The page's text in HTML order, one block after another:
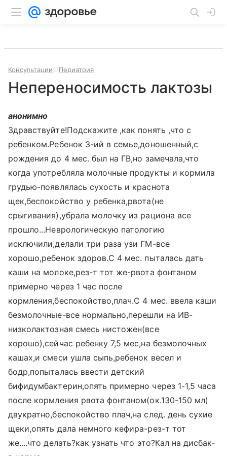
Консультации Педиатрия
Непереносимость лактозы
анонимно
Здравствуйте!Подскажите ,как понять ,что с
ребенком.Ребенок 3-ий в семье,доношенный,с
рождения до 4 мес. был на ГВ,но замечала,что
когда употребляла молочные продукты и кормила
грудью-появлялась сухость и краснота
щек,беспокойство у ребенка,рвота(не
срыгивания),убрала молочку из рациона все
прошло...Неврологическую патологию
исключили,делали три раза узи ГМ-все
хорошо,ребенок здоров.С 4 мес. пыталась дать
каши на молоке,рез-т тот же-рвота фонтаном
примерно через 1 час после
кормления,беспокойство,плач.С 4 мес. ввела каши
безмолочные-все нормально,перешли на ИВ-
низколактозная смесь нистожен(все
хорошо),сейчас ребенку 7,5 мес,на безмолочных
кашах,и смеси ушла сыпь,ребенок весел и
бодр,попыталась ввести детский
бифидумбактерин,опять примерно через 1-1,5 часа
после кормления рвота фонтаном(ок.130-150 мл)
двукратно,беспокойство плач,на след. день сухие
щеки,опять дала немного кефира-рез-т тот
же....что делать?как узнать что это?Кал на дисбак-